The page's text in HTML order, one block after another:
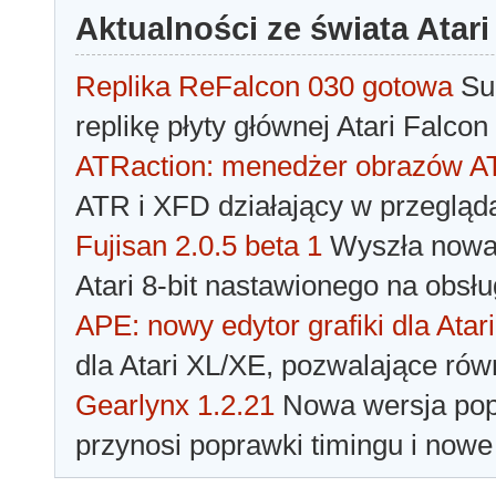
Aktualności ze świata Atari
Replika ReFalcon 030 gotowa
replikę płyty głównej Atari
ATRaction: menedżer obrazów
ATR i XFD działający w
Fujisan 2.0.5 beta 1 Wyszła
Atari 8-bit nastawionego na
APE: nowy edytor grafiki dla Atari
dla Atari XL/XE, pozwalające
Gearlynx 1.2.21 Nowa wersja
przynosi poprawki timingu i